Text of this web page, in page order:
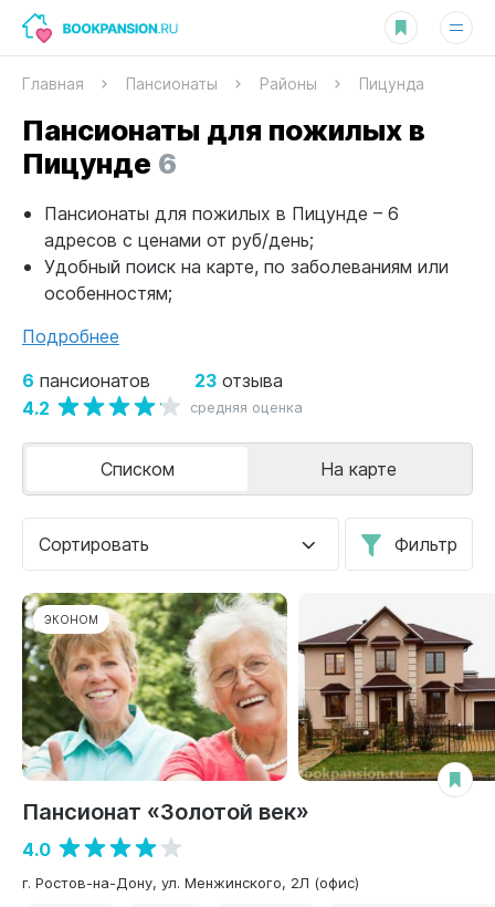
Главная Пансионаты Районы Пицунда
Пансионаты для пожилых в
Пицунде 6
Пансионаты для пожилых в Пицунде – 6
адресов с ценами от руб/день;
Удобный поиск на карте, по заболеваниям или
особенностям;
Подробнее
6 пансионатов 23 отзыва
4.2 средняя оценка
Сортировать Фильтр
Списком На карте
ЭКОНОМ
Пансионат «Золотой век»
4.0
г. Ростов-на-Дону, ул. Менжинского, 2Л (офис)